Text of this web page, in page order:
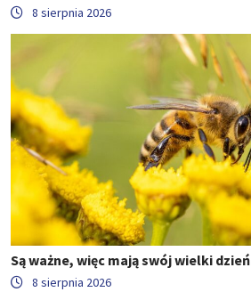
8 sierpnia 2026
Są ważne, więc mają swój wielki dzień
8 sierpnia 2026